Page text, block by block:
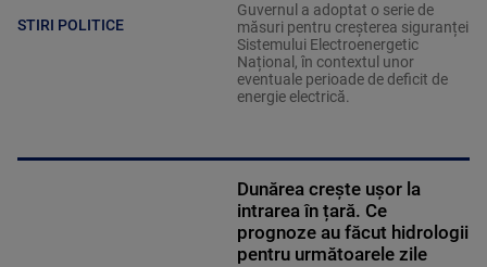
STIRI POLITICE
Guvernul a adoptat o serie de
măsuri pentru creșterea siguranței
Sistemului Electroenergetic
Național, în contextul unor
eventuale perioade de deficit de
energie electrică.
Dunărea crește ușor la
intrarea în țară. Ce
prognoze au făcut hidrologii
pentru următoarele zile